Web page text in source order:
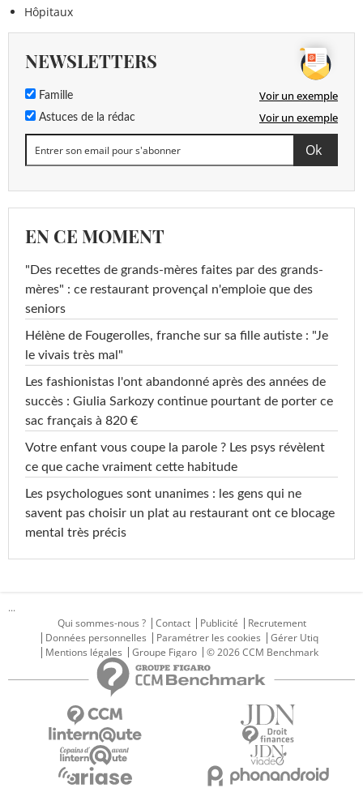
Hôpitaux
NEWSLETTERS
Famille Voir un exemple
Astuces de la rédac Voir un exemple
EN CE MOMENT
"Des recettes de grands-mères faites par des grands-
mères" : ce restaurant provençal n'emploie que des
seniors
Hélène de Fougerolles, franche sur sa fille autiste : "Je
le vivais très mal"
Les fashionistas l'ont abandonné après des années de
succès : Giulia Sarkozy continue pourtant de porter ce
sac français à 820 €
Votre enfant vous coupe la parole ? Les psys révèlent
ce que cache vraiment cette habitude
Les psychologues sont unanimes : les gens qui ne
savent pas choisir un plat au restaurant ont ce blocage
mental très précis
...
Qui sommes-nous ?
Contact Publicité
Recrutement
Données personnelles
Paramétrer les cookies
Gérer Utiq
Mentions légales
Groupe Figaro © 2026 CCM Benchmark